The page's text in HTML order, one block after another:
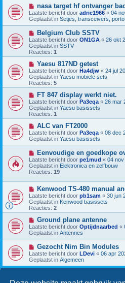
h
t
b
e
r
i
h
t
N
i
e
u
w
b
e
r
i
t
nasa target hf ontvanger
Laatste bericht door adrie1966 « 04
Geplaatst in Setjes, transceivers,
N
i
e
u
w
b
r
i
c
h
Belgium Club SSTV
Laatste bericht door ON1GA « 26 okt
Geplaatst in SSTV
Reacties: 1
N
i
e
u
w
b
e
r
i
c
Yaesu 817ND getest
Laatste bericht door Ha4djw « 24 jul
Geplaatst in Yaesu mobiele sets
Reacties: 5
N
i
e
u
w
e
r
i
h
t
FT 847 display werkt niet.
Laatste bericht door Pa3eqa « 26 mar
Geplaatst in Yaesu basissets
Reacties: 1
N
i
e
u
w
b
e
r
i
h
ALC van FT2000
Laatste bericht door Pa3eqa « 08 dec
Geplaatst in Yaesu basissets
N
i
e
u
w
b
e
r
i
c
h
Eenvoudige en goedkope
Laatste bericht door pe1mud « 04 nov
Geplaatst in Elektronica en zelfbouw
Reacties: 19
N
i
e
u
w
b
r
i
h
t
Kenwood TS-480 manual
Laatste bericht door pb1sam « 30 jun
Geplaatst in Kenwood basissets
Reacties: 2
N
i
e
u
w
b
e
r
i
Ground plane antenne
Laatste bericht door Optijdnaarbed «
Geplaatst in Antennes
N
i
e
u
w
Gezocht Nim Bin Modules
Laatste bericht door LDevi « 06 apr
Geplaatst in Algemeen
Er zijn 949 resultaten gevonden 1